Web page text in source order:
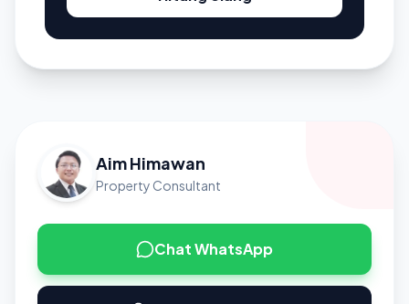
Aim Himawan
Property Consultant
Chat WhatsApp